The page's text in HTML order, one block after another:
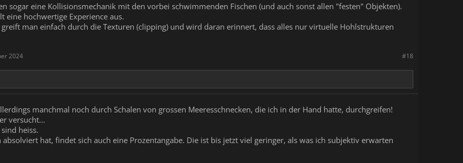
sogar eine Kollisionsmechanik mit den vorbei schwimmenden Fischen (und auch sonst allen "festen" Objekten).
eine hochwertige Experience aus.
man einfach durch die Texturen (clipping) und wird daran erinnert, dass alles nur virtuelle Hohlstrukturen
#18
2024
manchmal noch durch Schalen von grossen Meeresschnecken, die ich in der Hand hatte, durchgreifen!
versucht...
heiss.
absolviert hat, findet sich auch eine Prozentangabe. Die ist bis jetzt viel geringer, als was ich subjektiv erwarten